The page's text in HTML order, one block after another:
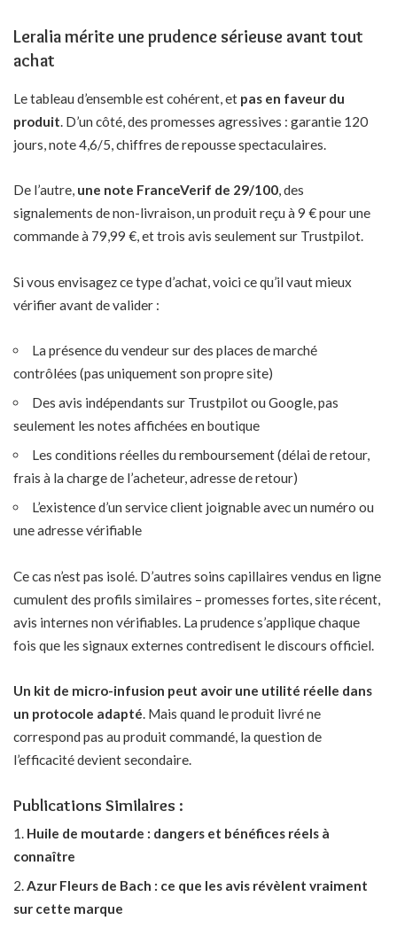
Leralia mérite une prudence sérieuse avant tout
achat
Le tableau d’ensemble est cohérent, et pas en faveur du
produit. D’un côté, des promesses agressives : garantie 120
jours, note 4,6/5, chiffres de repousse spectaculaires.
De l’autre, une note FranceVerif de 29/100, des
signalements de non-livraison, un produit reçu à 9 € pour une
commande à 79,99 €, et trois avis seulement sur Trustpilot.
Si vous envisagez ce type d’achat, voici ce qu’il vaut mieux
vérifier avant de valider :
La présence du vendeur sur des places de marché
contrôlées (pas uniquement son propre site)
Des avis indépendants sur Trustpilot ou Google, pas
seulement les notes affichées en boutique
Les conditions réelles du remboursement (délai de retour,
frais à la charge de l’acheteur, adresse de retour)
L’existence d’un service client joignable avec un numéro ou
une adresse vérifiable
Ce cas n’est pas isolé. D’autres soins capillaires vendus en ligne
cumulent des profils similaires – promesses fortes, site récent,
avis internes non vérifiables. La prudence s’applique chaque
fois que les signaux externes contredisent le discours officiel.
Un kit de micro-infusion peut avoir une utilité réelle dans
un protocole adapté. Mais quand le produit livré ne
correspond pas au produit commandé, la question de
l’efficacité devient secondaire.
Publications Similaires :
Huile de moutarde : dangers et bénéfices réels à
connaître
Azur Fleurs de Bach : ce que les avis révèlent vraiment
sur cette marque